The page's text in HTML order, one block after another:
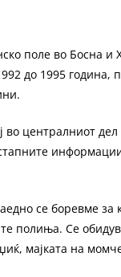
поле во Босна и
до 1995 година,
во централниот
се боревме
полиња. Се
мајката на